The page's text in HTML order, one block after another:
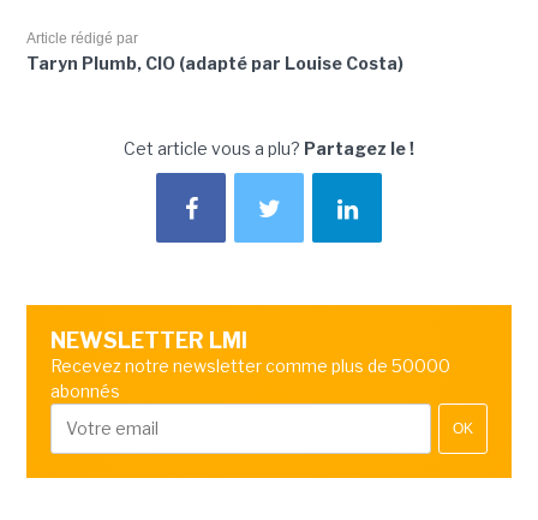
Article rédigé par
Taryn Plumb, CIO (adapté par Louise Costa)
Cet article vous a plu? Partagez le !
NEWSLETTER LMI
Recevez notre newsletter comme plus de 50000
abonnés
OK